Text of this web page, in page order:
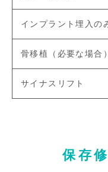
インプラント埋入の
骨移植（必要な場合）
サイナスリフト
保存